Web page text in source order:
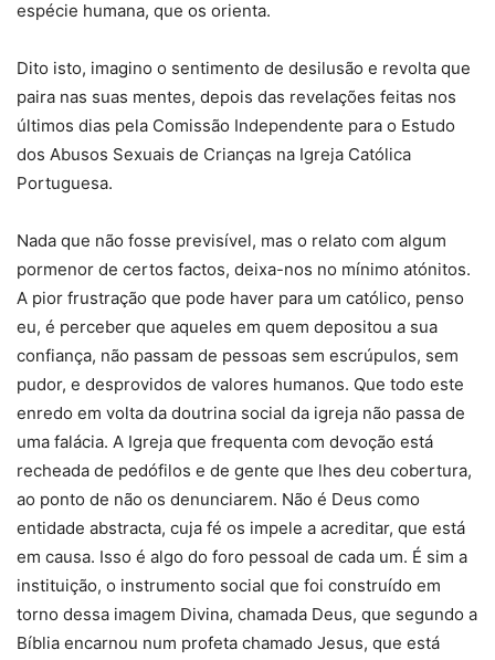
espécie humana, que os orienta.
Dito isto, imagino o sentimento de desilusão e revolta que
paira nas suas mentes, depois das revelações feitas nos
últimos dias pela Comissão Independente para o Estudo
dos Abusos Sexuais de Crianças na Igreja Católica
Portuguesa.
Nada que não fosse previsível, mas o relato com algum
pormenor de certos factos, deixa-nos no mínimo atónitos.
A pior frustração que pode haver para um católico, penso
eu, é perceber que aqueles em quem depositou a sua
confiança, não passam de pessoas sem escrúpulos, sem
pudor, e desprovidos de valores humanos. Que todo este
enredo em volta da doutrina social da igreja não passa de
uma falácia. A Igreja que frequenta com devoção está
recheada de pedófilos e de gente que lhes deu cobertura,
ao ponto de não os denunciarem. Não é Deus como
entidade abstracta, cuja fé os impele a acreditar, que está
em causa. Isso é algo do foro pessoal de cada um. É sim a
instituição, o instrumento social que foi construído em
torno dessa imagem Divina, chamada Deus, que segundo a
Bíblia encarnou num profeta chamado Jesus, que está